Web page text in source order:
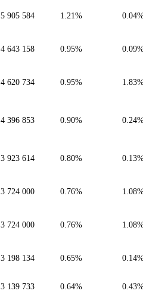
5 905 584 1.21%
4 643 158 0.95%
4 620 734 0.95%
4 396 853 0.90%
3 923 614 0.80%
3 724 000 0.76%
3 724 000 0.76%
3 198 134 0.65%
3 139 733 0.64%